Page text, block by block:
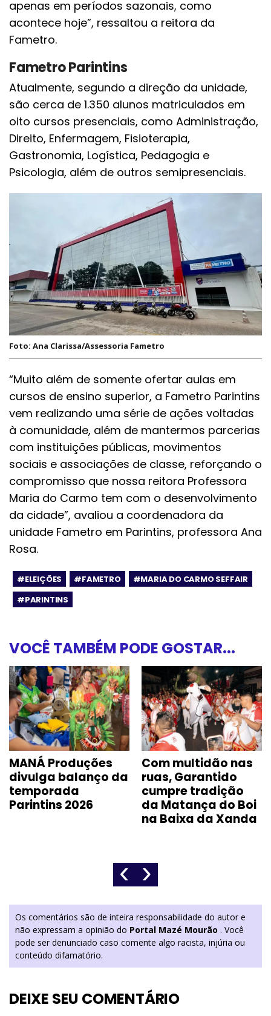
apenas em períodos sazonais, como
acontece hoje”, ressaltou a reitora da
Fametro.
Fametro Parintins
Atualmente, segundo a direção da unidade,
são cerca de 1.350 alunos matriculados em
oito cursos presenciais, como Administração,
Direito, Enfermagem, Fisioterapia,
Gastronomia, Logística, Pedagogia e
Psicologia, além de outros semipresenciais.
Foto: Ana Clarissa/Assessoria Fametro
“Muito além de somente ofertar aulas em
cursos de ensino superior, a Fametro Parintins
vem realizando uma série de ações voltadas
à comunidade, além de mantermos parcerias
com instituições públicas, movimentos
sociais e associações de classe, reforçando o
compromisso que nossa reitora Professora
Maria do Carmo tem com o desenvolvimento
da cidade”, avaliou a coordenadora da
unidade Fametro em Parintins, professora Ana
Rosa.
#ELEIÇÕES #FAMETRO
#MARIA DO CARMO SEFFAIR
#PARINTINS
VOCÊ TAMBÉM PODE GOSTAR...
MANÁ Produções
divulga balanço da
temporada
Parintins 2026
Com multidão nas
ruas, Garantido
cumpre tradição
da Matança do Boi
na Baixa da Xanda
‹ ›
Os comentários são de inteira responsabilidade do autor e
não expressam a opinião do Portal Mazé Mourão . Você
pode ser denunciado caso comente algo racista, injúria ou
conteúdo difamatório.
DEIXE SEU COMENTÁRIO